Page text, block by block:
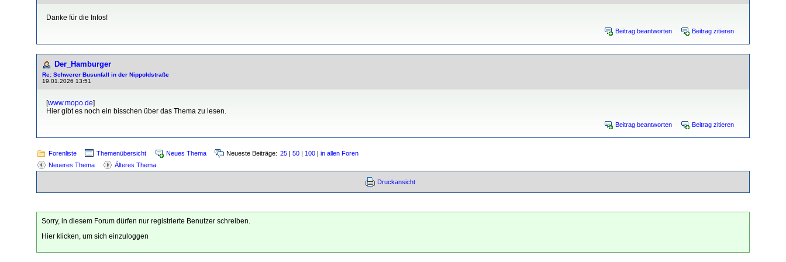
Danke für die Infos!
Beitrag beantworten Beitrag zitieren
Der_Hamburger
Re: Schwerer Busunfall in der Nippoldstraße
19.01.2026 13:51
[www.mopo.de]
Hier gibt es noch ein bisschen über das Thema zu lesen.
Beitrag beantworten Beitrag zitieren
Forenliste Themenübersicht Neues Thema Neueste Beiträge: 25 | 50 | 100 | in allen Foren
Neueres Thema
Älteres Thema
Druckansicht
Sorry, in diesem Forum dürfen nur registrierte Benutzer schreiben.
Hier klicken, um sich einzuloggen